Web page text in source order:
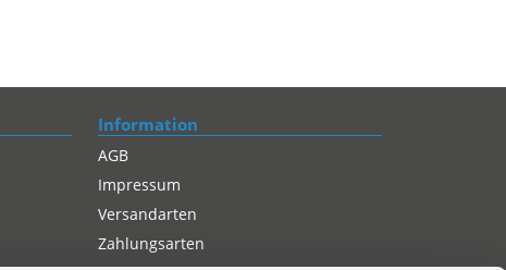
Information
AGB
Impressum
Versandarten
Zahlungsarten